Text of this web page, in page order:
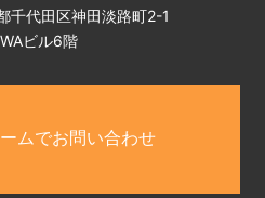
千代田区神田淡路町2-1
ビル6階
ムでお問い合わせ